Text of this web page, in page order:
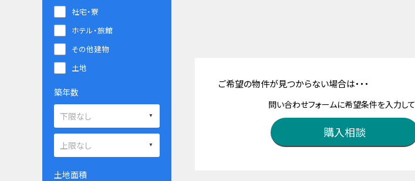
ご希望の物件が見つからない場合は・・・
問い合わせフォームに希望条件を入力して
購入相談
社宅・寮
ホテル・旅館
その他建物
土地
築年数
土地面積